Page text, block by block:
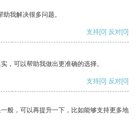
我解决很多问题。
支持[0] 反对[0]
，可以帮助我做出更准确的选择。
支持[0] 反对[0]
般，可以再提升一下，比如能够支持更多地